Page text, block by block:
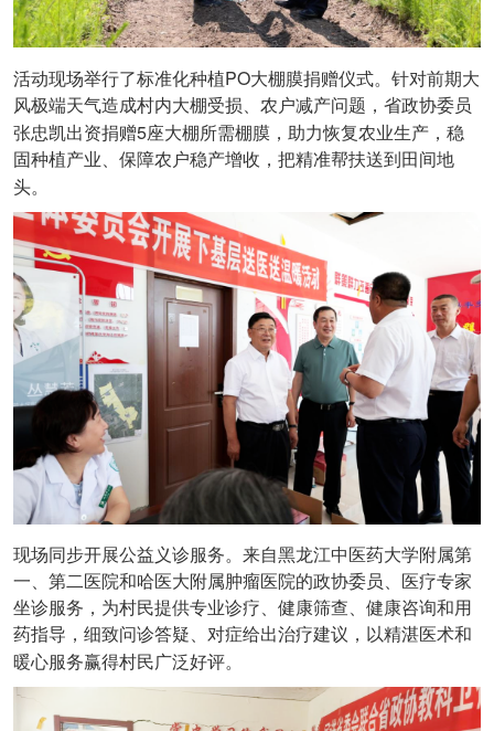
活动现场举行了标准化种植PO大棚膜捐赠仪式。针对前期大
风极端天气造成村内大棚受损、农户减产问题，省政协委员
张忠凯出资捐赠5座大棚所需棚膜，助力恢复农业生产，稳
固种植产业、保障农户稳产增收，把精准帮扶送到田间地
头。
现场同步开展公益义诊服务。来自黑龙江中医药大学附属第
一、第二医院和哈医大附属肿瘤医院的政协委员、医疗专家
坐诊服务，为村民提供专业诊疗、健康筛查、健康咨询和用
药指导，细致问诊答疑、对症给出治疗建议，以精湛医术和
暖心服务赢得村民广泛好评。